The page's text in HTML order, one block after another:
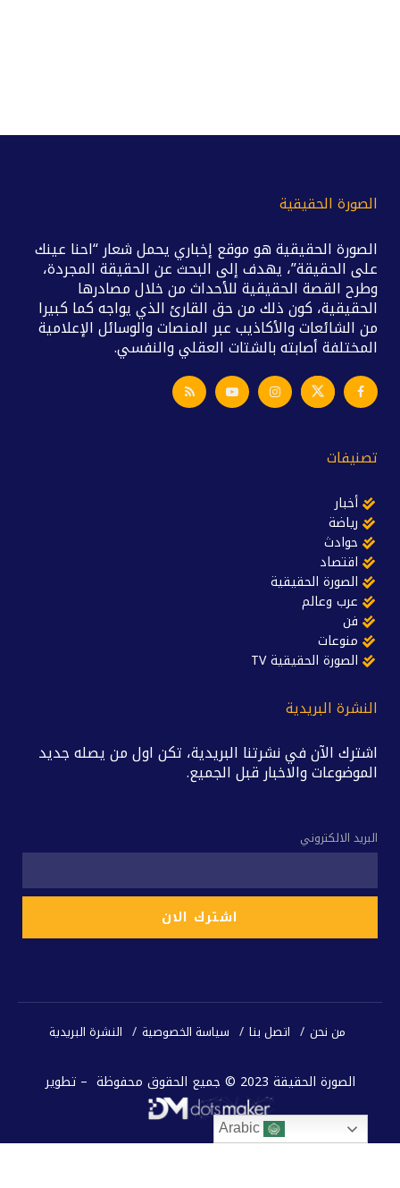
الصورة الحقيقية
الصورة الحقيقية هو موقع إخباري يحمل شعار “احنا عينك
على الحقيقة”، يهدف إلى البحث عن الحقيقة المجردة،
وطرح القصة الحقيقية للأحداث من خلال مصادرها
الحقيقية، كون ذلك من حق القارئ الذي يواجه كما كبيرا
من الشائعات والأكاذيب عبر المنصات والوسائل الإعلامية
المختلفة أصابته بالشتات العقلي والنفسي.
تصنيفات
أخبار
رياضة
حوادث
اقتصاد
الصورة الحقيقية
عرب وعالم
فن
منوعات
الصورة الحقيقية TV
النشرة البريدية
اشترك الآن في نشرتنا البريدية، تكن اول من يصله جديد
الموضوعات والاخبار قبل الجميع.
البريد الالكتروني
من نحن اتصل بنا سياسة الخصوصية النشرة البريدية
الصورة الحقيقة 2023 © جميع الحقوق محفوظة – تطوير